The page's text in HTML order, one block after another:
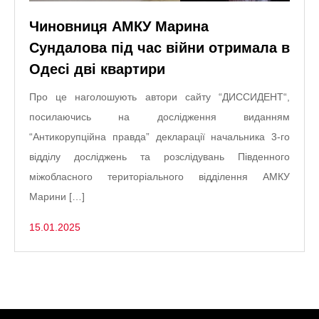
Чиновниця АМКУ Марина
Сундалова під час війни отримала в
Одесі дві квартири
Про це наголошують автори сайту “ДИССИДЕНТ“,
посилаючись на дослідження виданням
“Антикорупційна правда” декларації начальника 3-го
відділу досліджень та розслідувань Південного
міжобласного територіального відділення АМКУ
Марини […]
15.01.2025